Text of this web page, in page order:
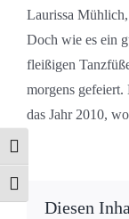
Umschalten auf hohe
Schrift vergrößern
Laurissa
Doch wie es ein
fleißigen
morgens
das Jahr 2010,
Diesen